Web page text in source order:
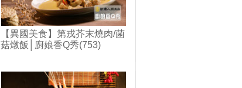
【異國美食】第戎芥末燒肉/菌
菇燉飯│廚娘香Q秀(753)